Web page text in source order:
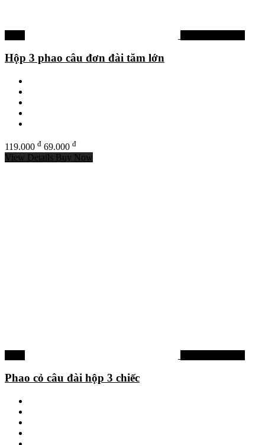
Hộp 3 phao câu đơn đài tăm lớn
119.000 đ 69.000 đ
View Details Buy Now
Phao cỏ câu đài hộp 3 chiếc